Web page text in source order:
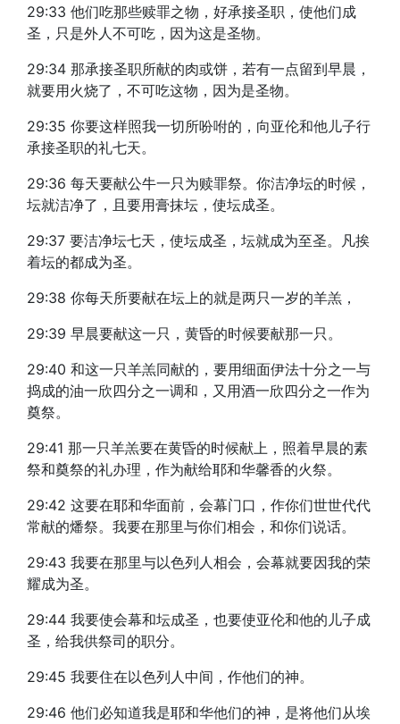
29:33 他们吃那些赎罪之物，好承接圣职，使他们成
圣，只是外人不可吃，因为这是圣物。
29:34 那承接圣职所献的肉或饼，若有一点留到早晨，
就要用火烧了，不可吃这物，因为是圣物。
29:35 你要这样照我一切所吩咐的，向亚伦和他儿子行
承接圣职的礼七天。
29:36 每天要献公牛一只为赎罪祭。你洁净坛的时候，
坛就洁净了，且要用膏抹坛，使坛成圣。
29:37 要洁净坛七天，使坛成圣，坛就成为至圣。凡挨
着坛的都成为圣。
29:38 你每天所要献在坛上的就是两只一岁的羊羔，
29:39 早晨要献这一只，黄昏的时候要献那一只。
29:40 和这一只羊羔同献的，要用细面伊法十分之一与
捣成的油一欣四分之一调和，又用酒一欣四分之一作为
奠祭。
29:41 那一只羊羔要在黄昏的时候献上，照着早晨的素
祭和奠祭的礼办理，作为献给耶和华馨香的火祭。
29:42 这要在耶和华面前，会幕门口，作你们世世代代
常献的燔祭。我要在那里与你们相会，和你们说话。
29:43 我要在那里与以色列人相会，会幕就要因我的荣
耀成为圣。
29:44 我要使会幕和坛成圣，也要使亚伦和他的儿子成
圣，给我供祭司的职分。
29:45 我要住在以色列人中间，作他们的神。
29:46 他们必知道我是耶和华他们的神，是将他们从埃